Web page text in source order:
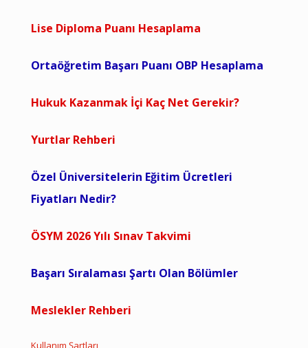
Lise Diploma Puanı Hesaplama
Ortaöğretim Başarı Puanı OBP Hesaplama
Hukuk Kazanmak İçi Kaç Net Gerekir?
Yurtlar Rehberi
Özel Üniversitelerin Eğitim Ücretleri
Fiyatları Nedir?
ÖSYM 2026 Yılı Sınav Takvimi
Başarı Sıralaması Şartı Olan Bölümler
Meslekler Rehberi
Kullanım Şartları